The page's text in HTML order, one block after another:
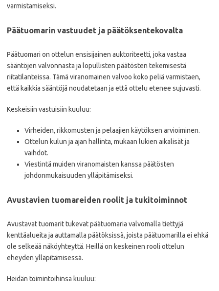
varmistamiseksi.
Päätuomarin vastuudet ja päätöksentekovalta
Päätuomari on ottelun ensisijainen auktoriteetti, joka vastaa
sääntöjen valvonnasta ja lopullisten päätösten tekemisestä
riitatilanteissa. Tämä viranomainen valvoo koko peliä varmistaen,
että kaikkia sääntöjä noudatetaan ja että ottelu etenee sujuvasti.
Keskeisiin vastuisiin kuuluu:
Virheiden, rikkomusten ja pelaajien käytöksen arvioiminen.
Ottelun kulun ja ajan hallinta, mukaan lukien aikalisät ja
vaihdot.
Viestintä muiden viranomaisten kanssa päätösten
johdonmukaisuuden ylläpitämiseksi.
Avustavien tuomareiden roolit ja tukitoiminnot
Avustavat tuomarit tukevat päätuomaria valvomalla tiettyjä
kenttäalueita ja auttamalla päätöksissä, joista päätuomarilla ei ehkä
ole selkeää näköyhteyttä. Heillä on keskeinen rooli ottelun
eheyden ylläpitämisessä.
Heidän toimintoihinsa kuuluu: